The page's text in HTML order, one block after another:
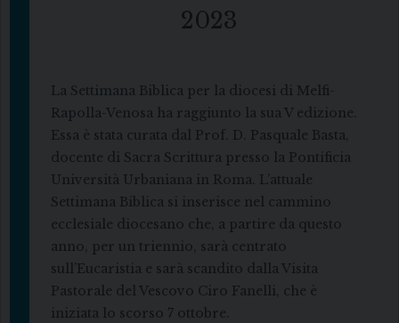
2023
La Settimana Biblica per la diocesi di Melfi-
Rapolla-Venosa ha raggiunto la sua V edizione.
Essa è stata curata dal Prof. D. Pasquale Basta,
docente di Sacra Scrittura presso la Pontificia
Università Urbaniana in Roma. L’attuale
Settimana Biblica si inserisce nel cammino
ecclesiale diocesano che, a partire da questo
anno, per un triennio, sarà centrato
sull’Eucaristia e sarà scandito dalla Visita
Pastorale del Vescovo Ciro Fanelli, che è
iniziata lo scorso 7 ottobre.